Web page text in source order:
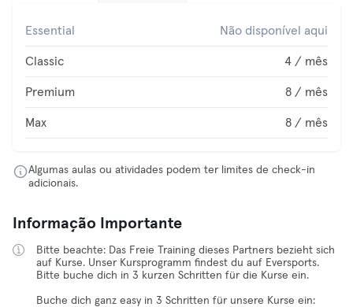
Essential Não disponível aqui
Classic 4 / mês
Premium 8 / mês
Max 8 / mês
Algumas aulas ou atividades podem ter limites de check-in
adicionais.
Informação Importante
Bitte beachte: Das Freie Training dieses Partners bezieht sich
auf Kurse. Unser Kursprogramm findest du auf Eversports.
Bitte buche dich in 3 kurzen Schritten für die Kurse ein.
Buche dich ganz easy in 3 Schritten für unsere Kurse ein: